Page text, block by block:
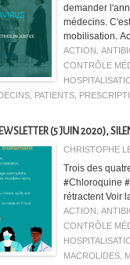
demander
médecins.
mobilisation.
ACTION,
CONTRÔLE
, PATIENTS,
(5 JUIN 2020),
CHRISTOPHE
Trois des
#Chloroquine
rétractent Voir
ACTION,
CONTRÔLE
MACROLIDES,